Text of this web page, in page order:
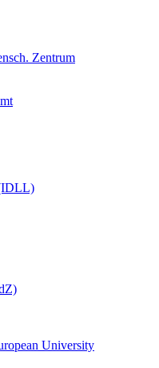
Zentrum